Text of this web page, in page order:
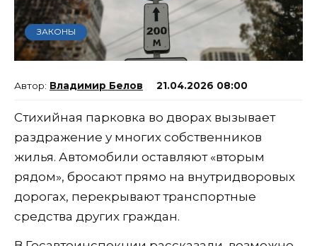
ЗАКОНЫ
Владимир Белов 21.04.2026 08:00
Стихийная парковка во дворах вызывает
раздражение у многих собственников
жилья. Автомобили оставляют «вторым
рядом», бросают прямо на внутридворовых
дорогах, перекрывают транспортные
средства других граждан.